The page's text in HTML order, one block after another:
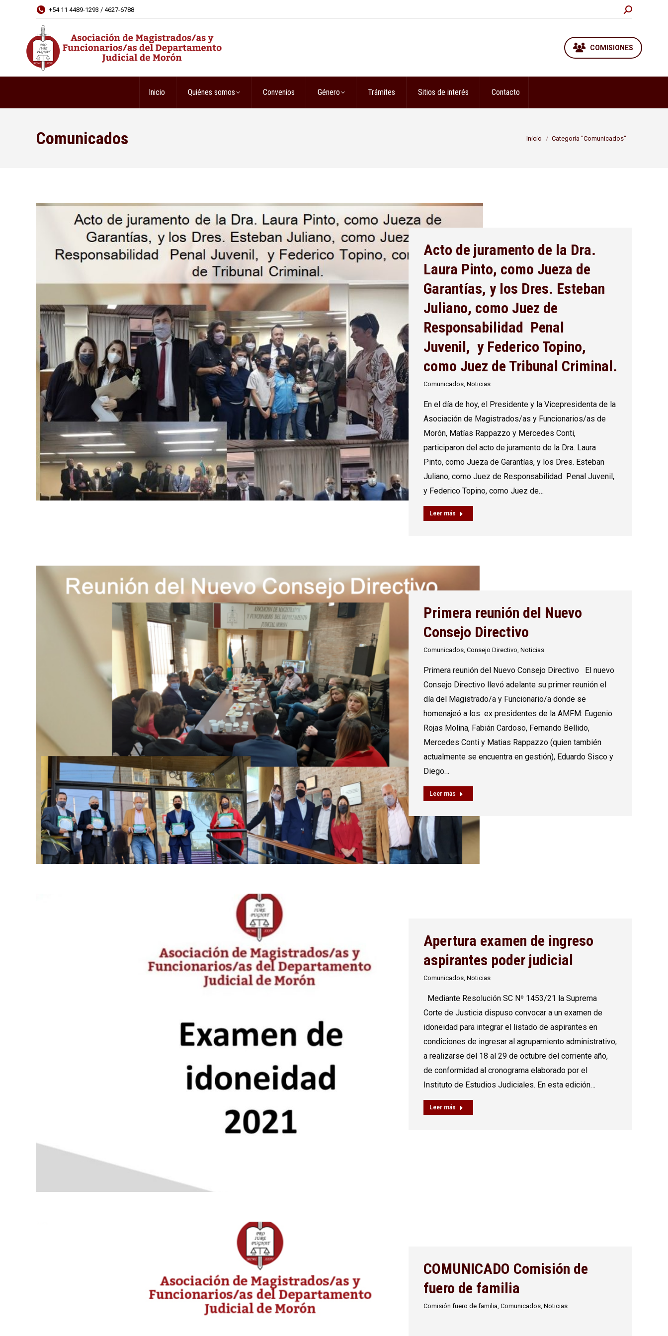
+54 11 4489-1293 / 4627-6788 Buscar:
COMISIONES
Inicio Quiénes somos Convenios Género Trámites Sitios de interés Contacto
Comunicados Estás aquí:
Inicio Categoría "Comunicados"
Acto de juramento de la Dra.
Laura Pinto, como Jueza de
Garantías, y los Dres. Esteban
Juliano, como Juez de
Responsabilidad Penal
Juvenil, y Federico Topino,
como Juez de Tribunal Criminal.
Comunicados, Noticias
En el día de hoy, el Presidente y la Vicepresidenta de la
Asociación de Magistrados/as y Funcionarios/as de
Morón, Matías Rappazzo y Mercedes Conti,
participaron del acto de juramento de la Dra. Laura
Pinto, como Jueza de Garantías, y los Dres. Esteban
Juliano, como Juez de Responsabilidad Penal Juvenil,
y Federico Topino, como Juez de…
Leer más
Primera reunión del Nuevo
Consejo Directivo
Comunicados, Consejo Directivo, Noticias
Primera reunión del Nuevo Consejo Directivo El nuevo
Consejo Directivo llevó adelante su primer reunión el
día del Magistrado/a y Funcionario/a donde se
homenajeó a los ex presidentes de la AMFM: Eugenio
Rojas Molina, Fabián Cardoso, Fernando Bellido,
Mercedes Conti y Matias Rappazzo (quien también
actualmente se encuentra en gestión), Eduardo Sisco y
Diego…
Leer más
Apertura examen de ingreso
aspirantes poder judicial
Comunicados, Noticias
Mediante Resolución SC Nº 1453/21 la Suprema
Corte de Justicia dispuso convocar a un examen de
idoneidad para integrar el listado de aspirantes en
condiciones de ingresar al agrupamiento administrativo,
a realizarse del 18 al 29 de octubre del corriente año,
de conformidad al cronograma elaborado por el
Instituto de Estudios Judiciales. En esta edición…
Leer más
COMUNICADO Comisión de
fuero de familia
Comisión fuero de familia, Comunicados, Noticias